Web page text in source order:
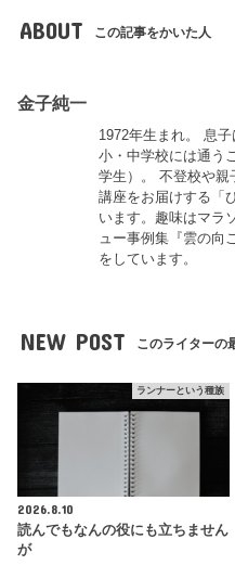
ABOUT この記事をかいた人
金子純一
1972年生まれ。 息
小・中学校には通う
学生）。 不登校や親
講座をお届けする「
います。趣味はマラ
ュー事例集『雲の向
をしています。
NEW POST このライターの
ランナーという種族
2026.8.10
読んでもなんの役にも立ちません
が